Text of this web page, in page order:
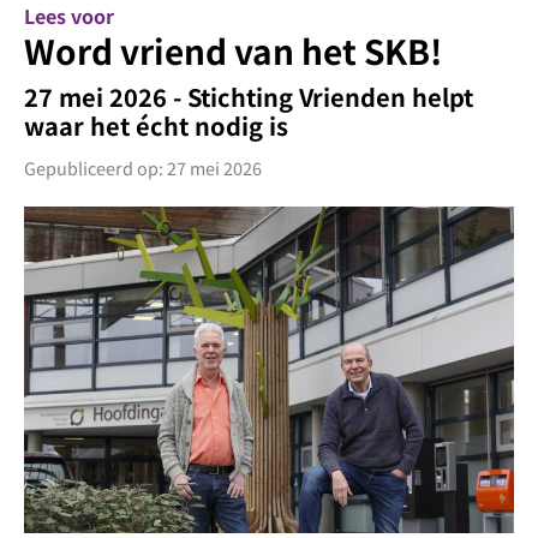
Lees voor
Word vriend van het SKB!
27 mei 2026 - Stichting Vrienden helpt
waar het écht nodig is
Gepubliceerd op: 27 mei 2026